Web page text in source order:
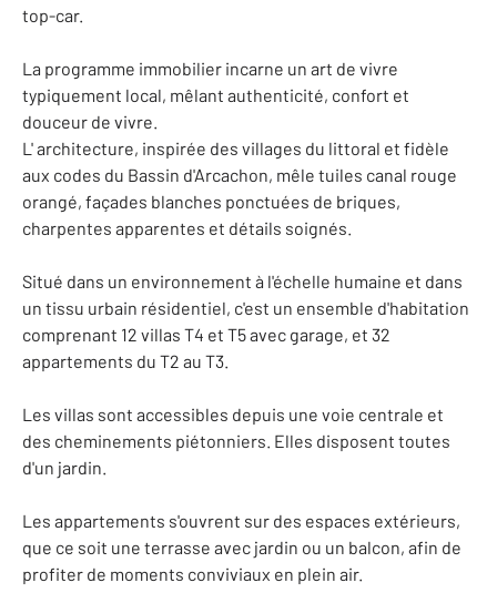
top-car.
La programme immobilier incarne un art de vivre
typiquement local, mêlant authenticité, confort et
douceur de vivre.
L' architecture, inspirée des villages du littoral et fidèle
aux codes du Bassin d'Arcachon, mêle tuiles canal rouge
orangé, façades blanches ponctuées de briques,
charpentes apparentes et détails soignés.
Situé dans un environnement à l'échelle humaine et dans
un tissu urbain résidentiel, c'est un ensemble d'habitation
comprenant 12 villas T4 et T5 avec garage, et 32
appartements du T2 au T3.
Les villas sont accessibles depuis une voie centrale et
des cheminements piétonniers. Elles disposent toutes
d'un jardin.
Les appartements s'ouvrent sur des espaces extérieurs,
que ce soit une terrasse avec jardin ou un balcon, afin de
profiter de moments conviviaux en plein air.